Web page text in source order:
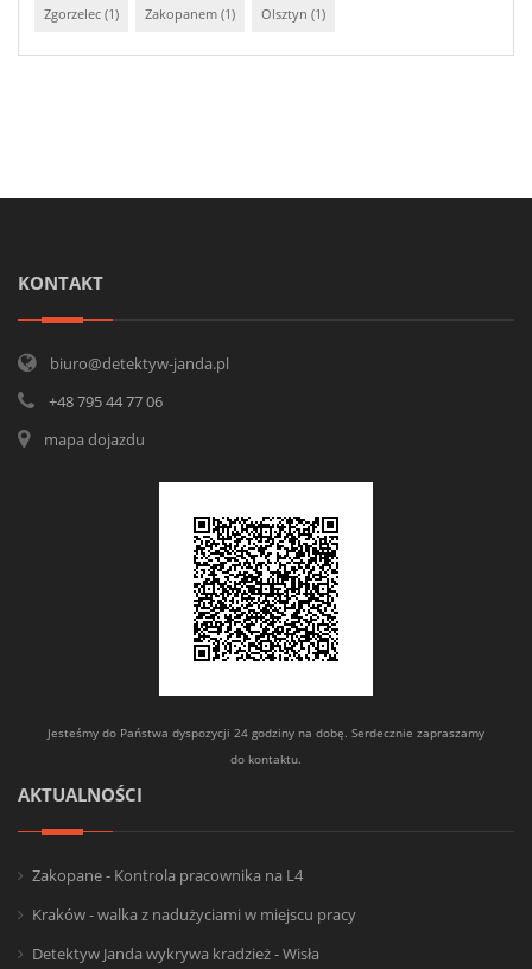
Zgorzelec (1) Zakopanem (1) Olsztyn (1)
KONTAKT
biuro@detektyw-janda.pl
+48 795 44 77 06
mapa dojazdu
Jesteśmy do Państwa dyspozycji 24 godziny na dobę. Serdecznie zapraszamy
do kontaktu.
AKTUALNOŚCI
Zakopane - Kontrola pracownika na L4
Kraków - walka z nadużyciami w miejscu pracy
Detektyw Janda wykrywa kradzież - Wisła